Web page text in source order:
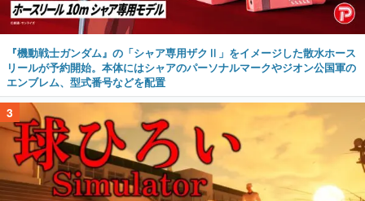
『機動戦士ガンダム』の「シャア専用ザクⅡ」をイメージした散水ホース
リールが予約開始。本体にはシャアのパーソナルマークやジオン公国軍の
エンブレム、型式番号などを配置
3